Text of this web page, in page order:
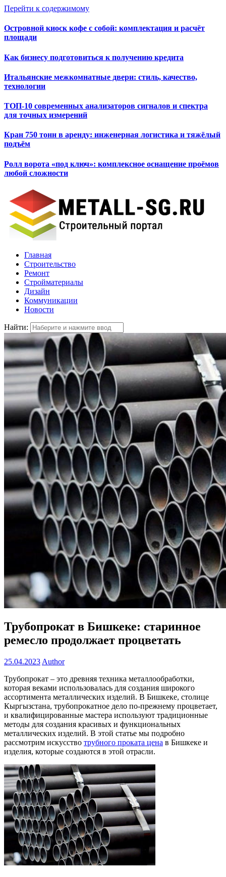
Перейти к содержимому
Островной киоск кофе с собой: комплектация и расчёт
площади
Как бизнесу подготовиться к получению кредита
Итальянские межкомнатные двери: стиль, качество,
технологии
ТОП-10 современных анализаторов сигналов и спектра
для точных измерений
Кран 750 тонн в аренду: инженерная логистика и тяжёлый
подъём
Ролл ворота «под ключ»: комплексное оснащение проёмов
любой сложности
Главная
Строительство
Ремонт
Стройматериалы
Дизайн
Коммуникации
Новости
Найти:
Трубопрокат в Бишкеке: старинное
ремесло продолжает процветать
25.04.2023 Author
Трубопрокат – это древняя техника металлообработки,
которая веками использовалась для создания широкого
ассортимента металлических изделий. В Бишкеке, столице
Кыргызстана, трубопрокатное дело по-прежнему процветает,
и квалифицированные мастера используют традиционные
методы для создания красивых и функциональных
металлических изделий. В этой статье мы подробно
рассмотрим искусство трубного проката цена в Бишкеке и
изделия, которые создаются в этой отрасли.